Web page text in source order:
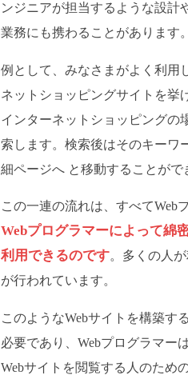
ンジニアが担当するような設計
業務にも携わることがあります。
例として、みなさまがよく利用
ネットショッピングサイトを挙
インターネットショッピングの
索します。検索後はそのキーワ
細ページへ と移動することがで
この一連の流れは、すべてWeb
Webプログラマーによって綿
利用できるのです。多くの人
が行われています。
このようなWebサイトを構築す
必要であり、Webプログラマー
Webサイトを閲覧する人のため